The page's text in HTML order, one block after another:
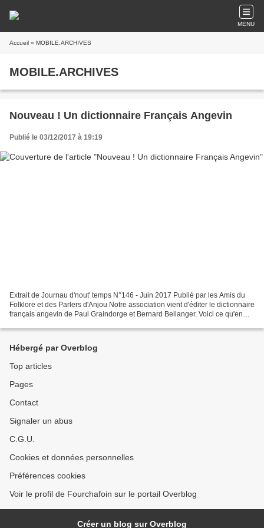
MENU
Accueil » MOBILE.ARCHIVES
MOBILE.ARCHIVES
Nouveau ! Un dictionnaire Français Angevin
Publié le 03/12/2017 à 19:19
Extrait de Journau d'nout' temps N°146 - Juin 2017 Publié par les Amis du
Folklore et des Parlers d'Anjou Notre association vient d'éditer le dictionnaire
français angevin de Paul Graindorge et Bernard Bellanger. Voici ce qu'en
Hébergé par Overblog
Top articles
Pages
Contact
Signaler un abus
C.G.U.
Cookies et données personnelles
Préférences cookies
Voir le profil de Fourchafoin sur le portail Overblog
Créer un blog sur Overblog